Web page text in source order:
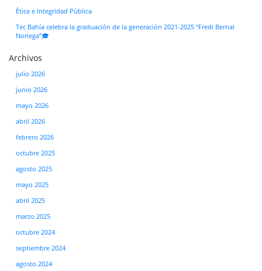
Ética e Integridad Pública
Tec Bahía celebra la graduación de la generación 2021-2025 “Fredi Bernal
Noriega”🎓
Archivos
julio 2026
junio 2026
mayo 2026
abril 2026
febrero 2026
octubre 2025
agosto 2025
mayo 2025
abril 2025
marzo 2025
octubre 2024
septiembre 2024
agosto 2024